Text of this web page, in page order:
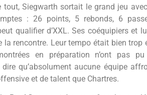
Siegwarth sortait le grand jeu
: 26 points, 5 rebonds, 6
qualifier d’XXL. Ses coéquipiers et
la rencontre. Leur tempo était bien trop
en préparation n’ont pas
qu’absolument aucune équipe
et de talent que Chartres.